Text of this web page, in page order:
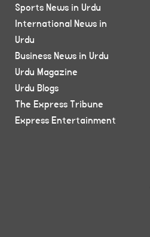
Sports News in Urdu
International News in
Urdu
Business News in Urdu
Urdu Magazine
Urdu Blogs
The Express Tribune
Express Entertainment